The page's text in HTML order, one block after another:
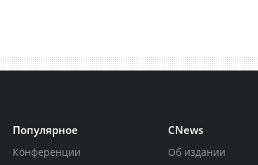
Популярное
Конференции
CNews
Об издании